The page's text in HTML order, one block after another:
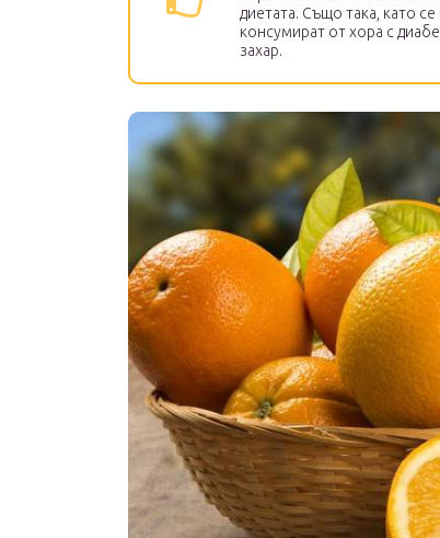
диетата. Също така, като
консумират от хора с
захар.